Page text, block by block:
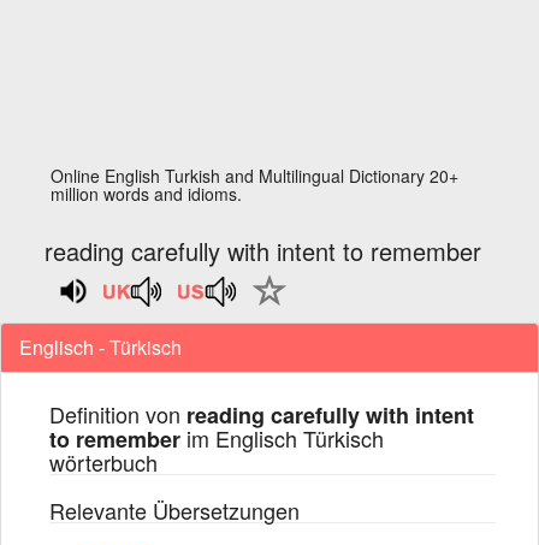
Online English Turkish and Multilingual Dictionary 20+
million words and idioms.
reading carefully with intent to remember
Englisch - Türkisch
Definition von reading carefully with intent
to remember im Englisch Türkisch
wörterbuch
Relevante Übersetzungen